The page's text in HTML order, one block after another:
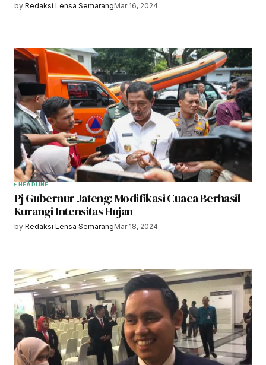
by Redaksi Lensa SemarangMar 16, 2024
HEADLINE
Pj Gubernur Jateng: Modifikasi Cuaca Berhasil
Kurangi Intensitas Hujan
by Redaksi Lensa SemarangMar 18, 2024